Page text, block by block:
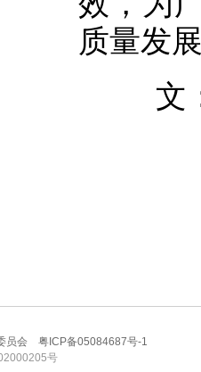
质量发
文：
员会 粤ICP备05084687号-1
号